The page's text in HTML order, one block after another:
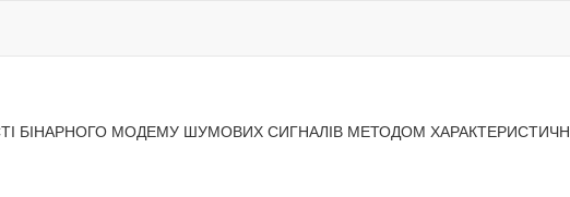
БІНАРНОГО МОДЕМУ ШУМОВИХ СИГНАЛІВ МЕТОДОМ